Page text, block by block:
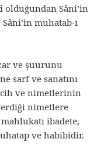
olduğundan Sâni’in
muhatab-ı
ve şuurunu
sarf ve sanatını
ve nimetlerinin
nimetlere
ibadete,
ve habibidir.